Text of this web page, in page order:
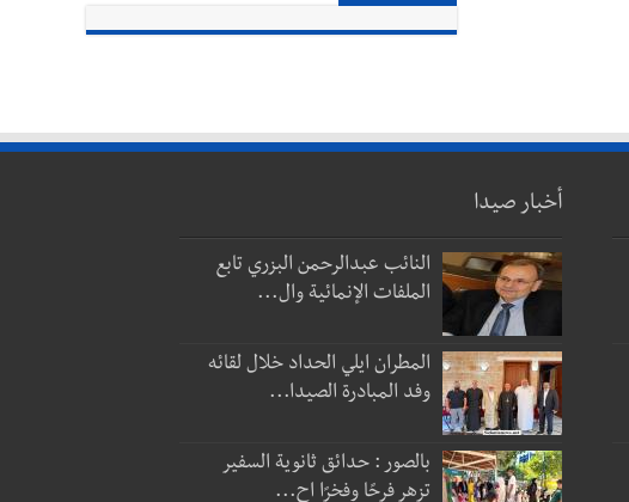
أخبار صيدا
النائب عبدالرحمن البزري تابع
الملفات الإنمائية وال...
المطران ايلي الحداد خلال لقائه
وفد المبادرة الصيدا...
بالصور : حدائق ثانوية السفير
تزهر فرحًا وفخرًا اح...